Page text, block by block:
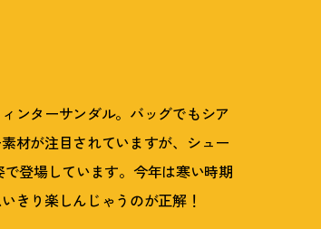
ンターサンダル。バッグでもシア
材が注目されていますが、シュー
登場しています。今年は寒い時期
きり楽しんじゃうのが正解！